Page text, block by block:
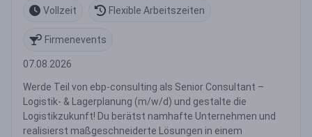
Vollzeit
Flexible Arbeitszeiten
Firmenevents
07.08.2026
Werde Teil von ebp-consulting als Senior Consultant –
Logistik- & Lagerplanung (m/w/d) und gestalte die
Logistikzukunft! Du berätst namhafte Unternehmen und
realisierst maßgeschneiderte Lösungen in einem